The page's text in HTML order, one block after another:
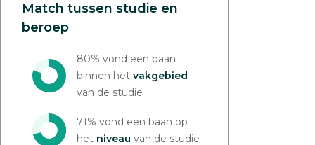
Match tussen studie en
beroep
80% vond een baan
binnen het vakgebied
van de studie
71% vond een baan op
het niveau van de studie